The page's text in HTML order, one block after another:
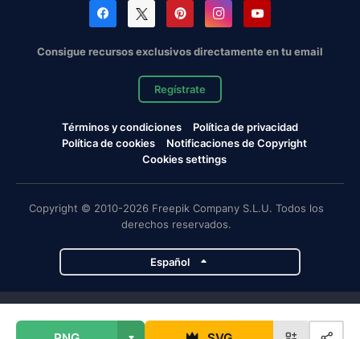
Consigue recursos exclusivos directamente en tu email
Regístrate
Términos y condiciones
Política de privacidad
Política de cookies
Notificaciones de Copyright
Cookies settings
Copyright © 2010-2026 Freepik Company S.L.U. Todos los
derechos reservados.
Español